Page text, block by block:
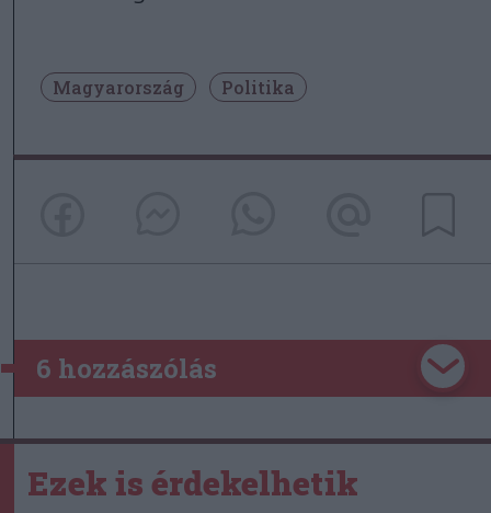
Magyarország Politika
6 hozzászólás
Ezek is érdekelhetik